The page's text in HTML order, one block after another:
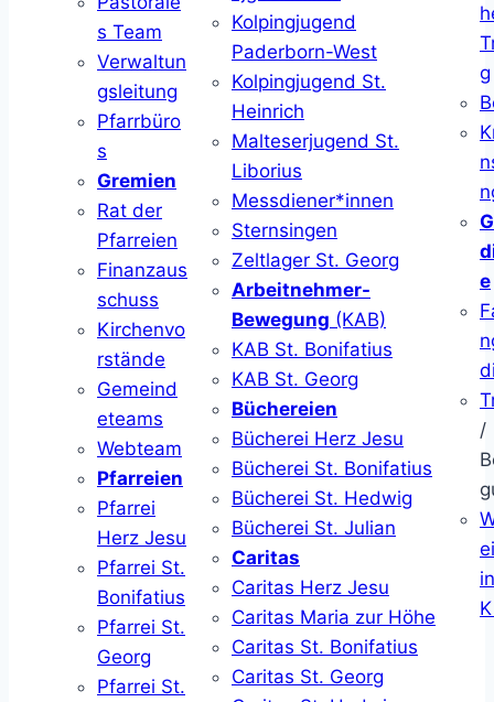
s Team
Verwaltun
gsleitung
Pfarrbüro
s
Gremien
Rat der
Pfarreien
Finanzaus
schuss
Kirchenvo
rstände
Gemeind
eteams
Webteam
Pfarreien
Pfarrei
Herz Jesu
Pfarrei St.
Bonifatius
Pfarrei St.
Georg
Pfarrei St.
Kolpingjugend
Paderborn-West
Kolpingjugend St.
Heinrich
Malteserjugend St.
Liborius
Messdiener*innen
Sternsingen
Zeltlager St. Georg
Arbeitnehmer-
Bewegung (KAB)
KAB St. Bonifatius
KAB St. Georg
Büchereien
Bücherei Herz Jesu
Bücherei St. Bonifatius
Bücherei St. Hedwig
Bücherei St. Julian
Caritas
Caritas Herz Jesu
Caritas Maria zur Höhe
Caritas St. Bonifatius
Caritas St. Georg
g
e
/